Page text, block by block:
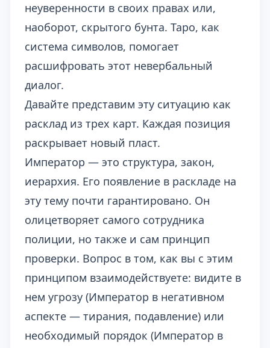
неуверенности в своих правах или,
наоборот, скрытого бунта. Таро, как
система символов, помогает
расшифровать этот невербальный
диалог.
Давайте представим эту ситуацию как
расклад из трех карт. Каждая позиция
раскрывает новый пласт.
Император — это структура, закон,
иерархия. Его появление в раскладе на
эту тему почти гарантировано. Он
олицетворяет самого сотрудника
полиции, но также и сам принцип
проверки. Вопрос в том, как вы с этим
принципом взаимодействуете: видите в
нем угрозу (Император в негативном
аспекте — тирания, подавление) или
необходимый порядок (Император в